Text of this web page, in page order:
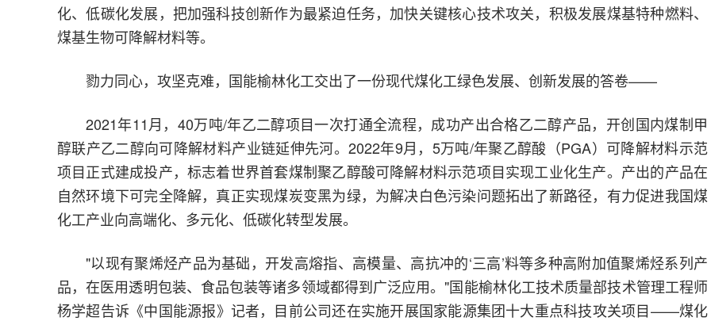
化、低碳化发展，把加强科技创新作为最紧迫任务，加快关键核心技术攻关，积极发展煤基特种燃料、
煤基生物可降解材料等。
勠力同心，攻坚克难，国能榆林化工交出了一份现代煤化工绿色发展、创新发展的答卷——
2021年11月，40万吨/年乙二醇项目一次打通全流程，成功产出合格乙二醇产品，开创国内煤制甲
醇联产乙二醇向可降解材料产业链延伸先河。2022年9月，5万吨/年聚乙醇酸（PGA）可降解材料示范
项目正式建成投产，标志着世界首套煤制聚乙醇酸可降解材料示范项目实现工业化生产。产出的产品在
自然环境下可完全降解，真正实现煤炭变黑为绿，为解决白色污染问题拓出了新路径，有力促进我国煤
化工产业向高端化、多元化、低碳化转型发展。
"以现有聚烯烃产品为基础，开发高熔指、高模量、高抗冲的‘三高’料等多种高附加值聚烯烃系列产
品，在医用透明包装、食品包装等诸多领域都得到广泛应用。"国能榆林化工技术质量部技术管理工程师
杨学超告诉《中国能源报》记者，目前公司还在实施开展国家能源集团十大重点科技攻关项目——煤化